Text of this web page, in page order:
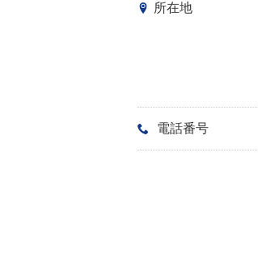
所在地
電話番号